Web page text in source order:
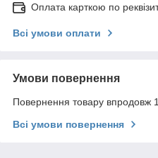
Оплата карткою по
Всі умови оплати
Умови повернення
Повернення товару впродовж
Всі умови повернення